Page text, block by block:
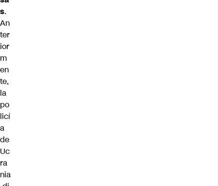
s.
An
ter
ior
m
en
te,
la
po
licí
a
de
Uc
ra
nia